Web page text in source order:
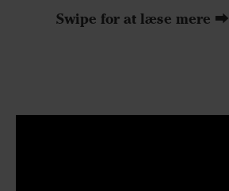
Swipe for at læse mere ⮕